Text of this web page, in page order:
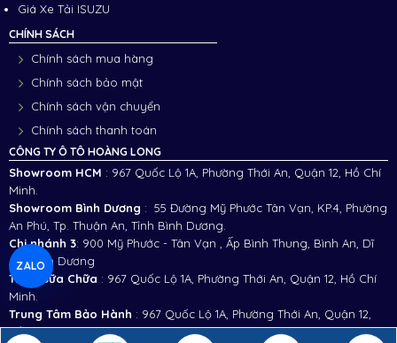
Giá Xe Tải ISUZU
CHÍNH SÁCH
Chính sách mua hàng
Chính sách bảo mật
Chính sách vận chuyển
Chính sách thanh toán
CÔNG TY Ô TÔ HOÀNG LONG
Showroom HCM : 967 Quốc Lộ 1A, Phường Thới An, Quận 12, Hồ Chí
Minh.
Showroom Bình Dương : 55 Đường Mỹ Phước Tân Vạn, KP.4, Phường
An Phú, Tp. Thuận An, Tỉnh Bình Dương.
Chi nhánh 3: 900 Mỹ Phước - Tân Vạn , Ấp Bình Thung, Bình An, Dĩ
An, Bình Dương
Trạm Sữa Chữa : 967 Quốc Lộ 1A, Phường Thới An, Quận 12, Hồ Chí
Minh.
Trung Tâm Bảo Hành : 967 Quốc Lộ 1A, Phường Thới An, Quận 12,
Hồ Chí Minh.
ZALO